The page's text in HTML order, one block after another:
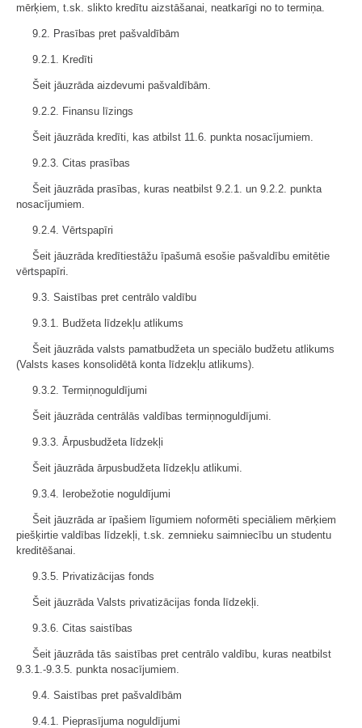
mērķiem, t.sk. slikto kredītu aizstāšanai, neatkarīgi no to termiņa.
9.2. Prasības pret pašvaldībām
9.2.1. Kredīti
Šeit jāuzrāda aizdevumi pašvaldībām.
9.2.2. Finansu līzings
Šeit jāuzrāda kredīti, kas atbilst 11.6. punkta nosacījumiem.
9.2.3. Citas prasības
Šeit jāuzrāda prasības, kuras neatbilst 9.2.1. un 9.2.2. punkta
nosacījumiem.
9.2.4. Vērtspapīri
Šeit jāuzrāda kredītiestāžu īpašumā esošie pašvaldību emitētie
vērtspapīri.
9.3. Saistības pret centrālo valdību
9.3.1. Budžeta līdzekļu atlikums
Šeit jāuzrāda valsts pamatbudžeta un speciālo budžetu atlikums
(Valsts kases konsolidētā konta līdzekļu atlikums).
9.3.2. Termiņnoguldījumi
Šeit jāuzrāda centrālās valdības termiņnoguldījumi.
9.3.3. Ārpusbudžeta līdzekļi
Šeit jāuzrāda ārpusbudžeta līdzekļu atlikumi.
9.3.4. Ierobežotie noguldījumi
Šeit jāuzrāda ar īpašiem līgumiem noformēti speciāliem mērķiem
piešķirtie valdības līdzekļi, t.sk. zemnieku saimniecību un studentu
kreditēšanai.
9.3.5. Privatizācijas fonds
Šeit jāuzrāda Valsts privatizācijas fonda līdzekļi.
9.3.6. Citas saistības
Šeit jāuzrāda tās saistības pret centrālo valdību, kuras neatbilst
9.3.1.-9.3.5. punkta nosacījumiem.
9.4. Saistības pret pašvaldībām
9.4.1. Pieprasījuma noguldījumi